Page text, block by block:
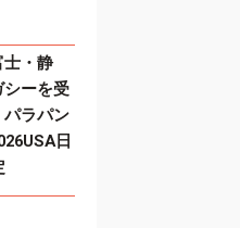
士・静
シーを受
ラパン
日